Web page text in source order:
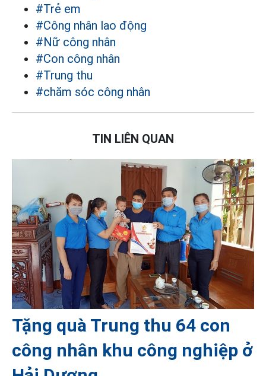
#Trẻ em
#Công nhân lao động
#Nữ công nhân
#Con công nhân
#Trung thu
#chăm sóc công nhân
TIN LIÊN QUAN
Tặng quà Trung thu 64 con
công nhân khu công nghiệp ở